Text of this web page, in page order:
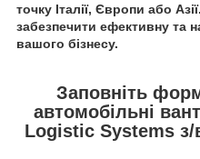
точку Італії, Європи або
забезпечити ефективну та
вашого бізнесу.
Заповніть
автомобільні
Logistic Systems